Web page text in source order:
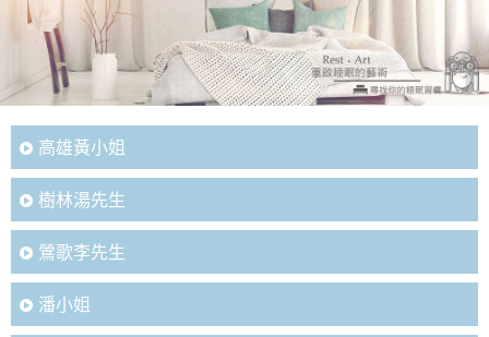
高雄黃小姐
樹林湯先生
鶯歌李先生
潘小姐